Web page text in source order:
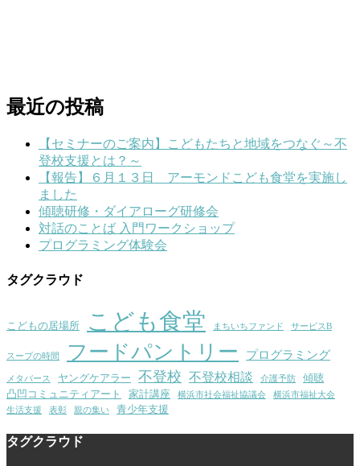
最近の投稿
【セミナーのご案内】こどもたちと地域をつなぐ～不
登校支援とは？～
【報告】６月１３日 アーモンドこども食堂を実施し
ました
傾聴研修・ダイアローグ研修会
対話のことば 入門ワークショップ
プログラミング体験会
タグクラウド
こどもの居場所 こども食堂 まちいちファンド サービスB
スープの時間 フードパントリー プログラミング
メタバース ヤングケアラー 不登校 不登校相談 介護予防
傾聴
凸凹コミュニティアート
家計講座 横浜市社会福祉協議会
横浜市福祉大会
生活支援
表彰 親の集い 青少年支援
タグクラウド